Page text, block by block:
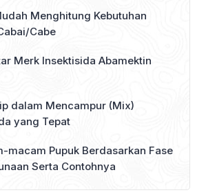
Menghitung Kebutuhan
Cabe
Merk Insektisida Abamektin
dalam Mencampur (Mix)
yang Tepat
macam Pupuk Berdasarkan Fase
Serta Contohnya